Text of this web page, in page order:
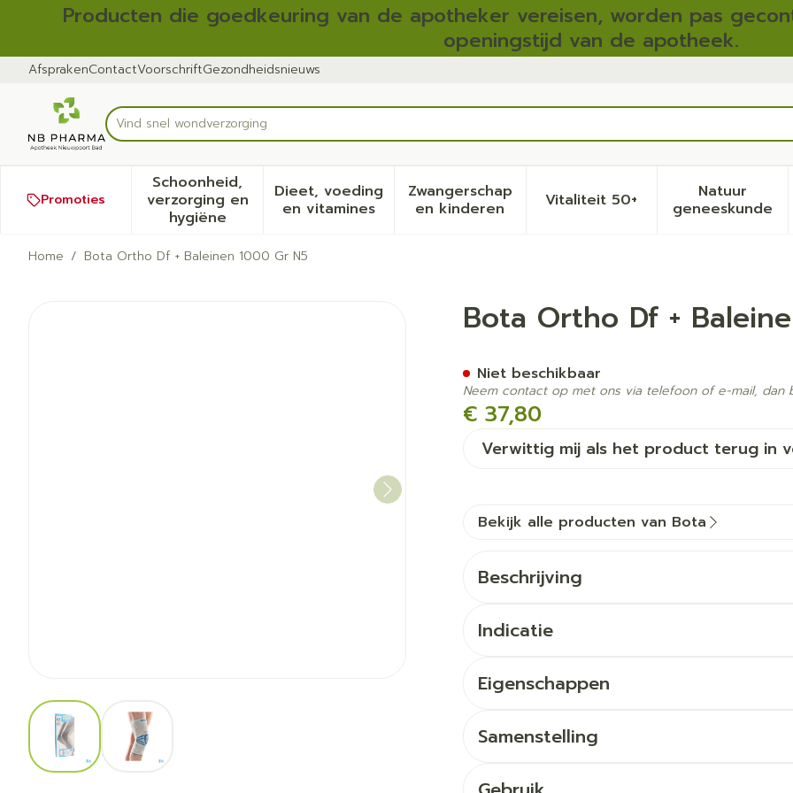
Ga naar de inhoud
Dia 1 van 2Producten die goedkeuring van de apotheker vereisen, worden pas
openingstijd van de apotheek.
AfsprakenContactVoorschriftGezondheidsnieuws
Product, merk, categorie...
Promoties
Schoonheid,
verzorging en
hygiëneToon submenu voor Schoonheid, verzorging en hygiëne categorie
Dieet, voeding
en vitamines
Toon submenu voor Dieet, voeding en vitamines categorie
Zwangerschap
en kinderenToon submenu voor Zwangerschap en
Vitaliteit 50+Toon submenu voor
Natuur
geneeskunde
Toon
Home / Bota Ortho Df + Baleinen 1000 Gr N5
View larger imageView larger image
Bota Ortho Df + Baleinen 1000 Gr N5Bota Ortho Df +
€ 37,80
Verwittig mij als het product terug in
Niet beschikbaar
Neem contact op met ons via telefoon of e-mail, dan
Bekijk alle producten van Bota
Beschrijving
Indicatie
Eigenschappen
Geïntegreerde laterale verstevigingen (twee
Anatomisch gebreid materiaal met hoge
Samenstelling